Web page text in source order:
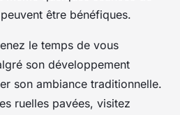
être bénéfiques.
le temps de vous
son développement
son ambiance traditionnelle.
ruelles pavées, visitez